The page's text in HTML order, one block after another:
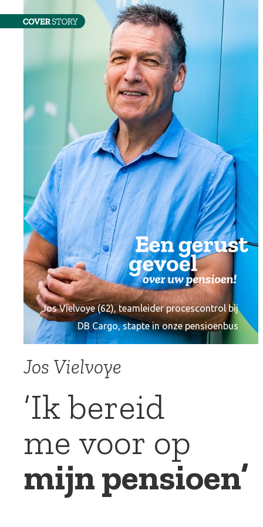
Jos Vielvoye (62), teamleider procescontrol bij
DB Cargo, stapte in onze pensioenbus
Jos Vielvoye
‘Ik bereid
me voor op
mijn pensioen’